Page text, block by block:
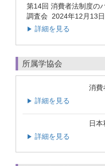
第14回 消費者法制度の
調査会 2024年12月13日
▶ 詳細を見る
所属学協会
消費
▶ 詳細を見る
日本
▶ 詳細を見る